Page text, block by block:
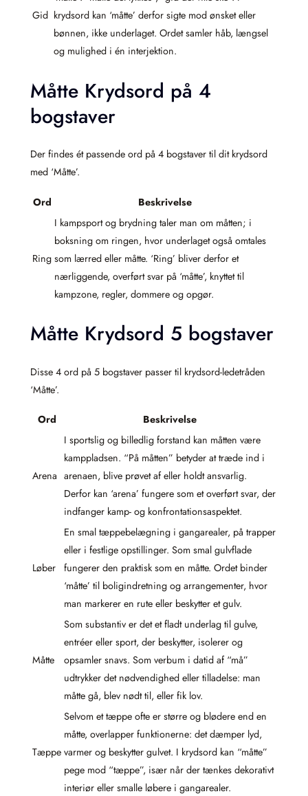
Gid krydsord kan ‘måtte’ derfor sigte mod ønsket eller
bønnen, ikke underlaget. Ordet samler håb, længsel
og mulighed i én interjektion.
Måtte Krydsord på 4
bogstaver
Der findes ét passende ord på 4 bogstaver til dit krydsord
med ‘Måtte’.
Ord Beskrivelse
Ring
I kampsport og brydning taler man om måtten; i
boksning om ringen, hvor underlaget også omtales
som lærred eller måtte. ‘Ring’ bliver derfor et
nærliggende, overført svar på ‘måtte’, knyttet til
kampzone, regler, dommere og opgør.
Måtte Krydsord 5 bogstaver
Disse 4 ord på 5 bogstaver passer til krydsord-ledetråden
‘Måtte’.
Ord Beskrivelse
Arena
I sportslig og billedlig forstand kan måtten være
kamppladsen. “På måtten” betyder at træde ind i
arenaen, blive prøvet af eller holdt ansvarlig.
Derfor kan ‘arena’ fungere som et overført svar, der
indfanger kamp- og konfrontationsaspektet.
Løber
En smal tæppebelægning i gangarealer, på trapper
eller i festlige opstillinger. Som smal gulvflade
fungerer den praktisk som en måtte. Ordet binder
‘måtte’ til boligindretning og arrangementer, hvor
man markerer en rute eller beskytter et gulv.
Måtte
Som substantiv er det et fladt underlag til gulve,
entréer eller sport, der beskytter, isolerer og
opsamler snavs. Som verbum i datid af “må”
udtrykker det nødvendighed eller tilladelse: man
måtte gå, blev nødt til, eller fik lov.
Tæppe
Selvom et tæppe ofte er større og blødere end en
måtte, overlapper funktionerne: det dæmper lyd,
varmer og beskytter gulvet. I krydsord kan “måtte”
pege mod “tæppe”, især når der tænkes dekorativt
interiør eller smalle løbere i gangarealer.